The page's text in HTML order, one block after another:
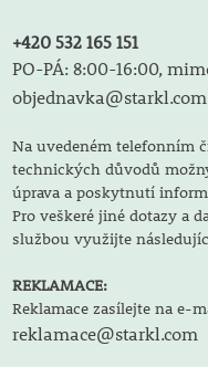
+420 532 165 151
PO-PÁ: 8:00-16:00,
objednavka@starkl.com
Na uvedeném telefonním
technických důvodů
úprava a poskytnutí
Pro veškeré jiné dotazy a
službou využijte
REKLAMACE:
Reklamace zasílejte na e-
reklamace@starkl.com